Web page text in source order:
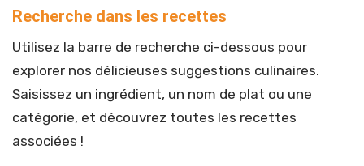
Recherche dans les recettes
Utilisez la barre de recherche ci-dessous pour
explorer nos délicieuses suggestions culinaires.
Saisissez un ingrédient, un nom de plat ou une
catégorie, et découvrez toutes les recettes
associées !